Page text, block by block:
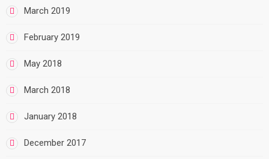
March 2019
February 2019
May 2018
March 2018
January 2018
December 2017